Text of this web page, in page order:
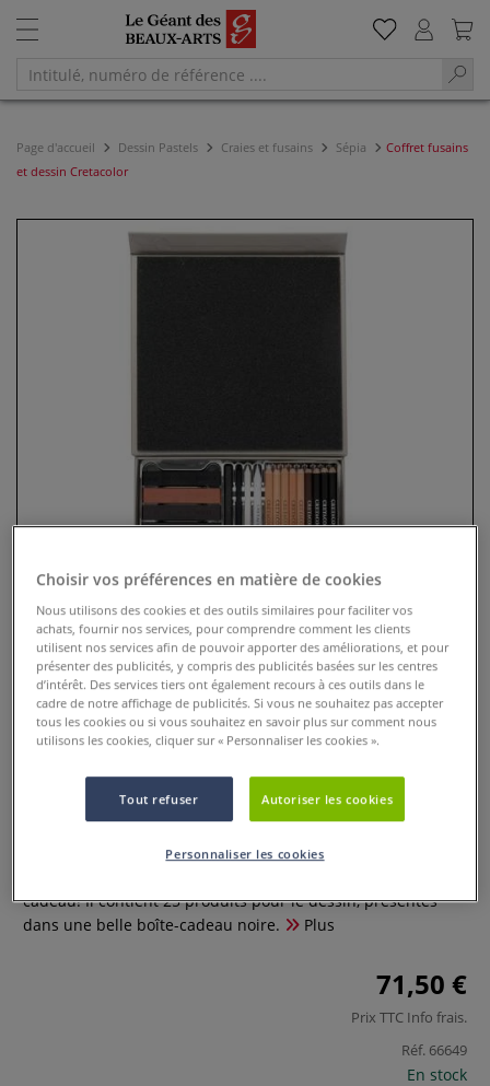
Page d'accueil Dessin Pastels Craies et fusains Sépia
Coffret fusains
et dessin Cretacolor
Cretacolor
cadeau! Il contient 25 produits pour le dessin, présentés
dans une belle boîte-cadeau noire.
Plus
71,50 €
Prix TTC Info frais.
Réf. 66649
En stock
Choisir vos préférences en matière de cookies
Nous utilisons des cookies et des outils similaires pour faciliter vos
achats, fournir nos services, pour comprendre comment les clients
utilisent nos services afin de pouvoir apporter des améliorations, et pour
présenter des publicités, y compris des publicités basées sur les centres
d’intérêt. Des services tiers ont également recours à ces outils dans le
cadre de notre affichage de publicités. Si vous ne souhaitez pas accepter
tous les cookies ou si vous souhaitez en savoir plus sur comment nous
utilisons les cookies, cliquer sur « Personnaliser les cookies ».
Tout refuser Autoriser les cookies
Personnaliser les cookies